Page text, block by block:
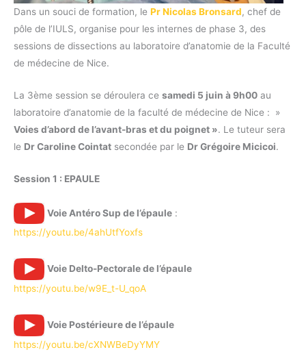
Dans un souci de formation, le Pr Nicolas Bronsard, chef de
pôle de l’IULS, organise pour les internes de phase 3, des
sessions de dissections au laboratoire d’anatomie de la Faculté
de médecine de Nice.
La 3ème session se déroulera ce samedi 5 juin à 9h00 au
laboratoire d’anatomie de la faculté de médecine de Nice : »
Voies d’abord de l’avant-bras et du poignet ». Le tuteur sera
le Dr Caroline Cointat secondée par le Dr Grégoire Micicoi.
Session 1 : EPAULE
Voie Antéro Sup de l’épaule :
https://youtu.be/4ahUtfYoxfs
Voie Delto-Pectorale de l’épaule
https://youtu.be/w9E_t-U_qoA
Voie Postérieure de l’épaule
https://youtu.be/cXNWBeDyYMY